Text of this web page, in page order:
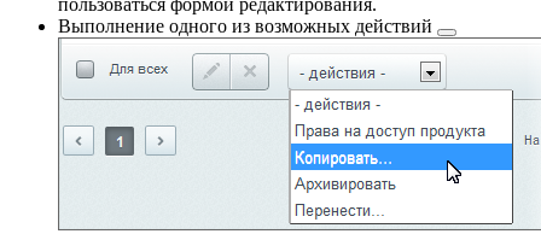
пользоваться формой редактирования.
Выполнение одного из возможных действий